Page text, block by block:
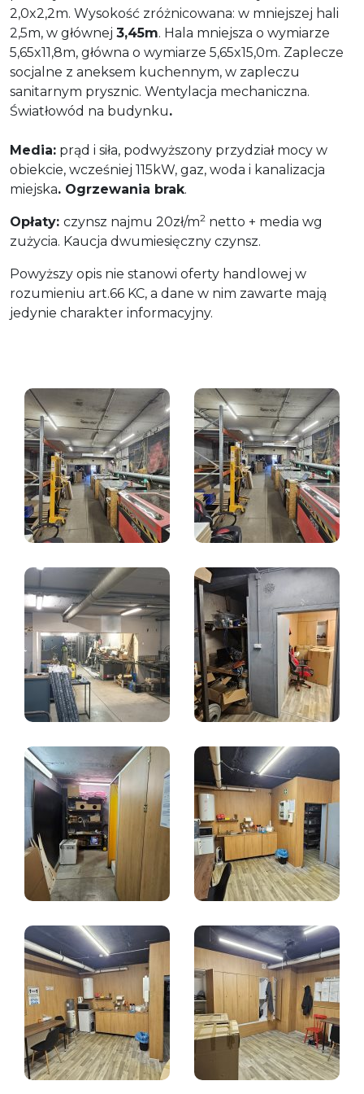
2,0x2,2m. Wysokość zróżnicowana: w mniejszej hali
2,5m, w głównej 3,45m. Hala mniejsza o wymiarze
5,65x11,8m, główna o wymiarze 5,65x15,0m. Zaplecze
socjalne z aneksem kuchennym, w zapleczu
sanitarnym prysznic. Wentylacja mechaniczna.
Światłowód na budynku.
Media: prąd i siła, podwyższony przydział mocy w
obiekcie, wcześniej 115kW, gaz, woda i kanalizacja
miejska. Ogrzewania brak.
Opłaty: czynsz najmu 20zł/m2 netto + media wg
zużycia. Kaucja dwumiesięczny czynsz.
Powyższy opis nie stanowi oferty handlowej w
rozumieniu art.66 KC, a dane w nim zawarte mają
jedynie charakter informacyjny.